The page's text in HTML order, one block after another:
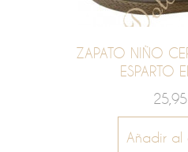
ZAPATO NIÑO
ESPARTO
Añadir al